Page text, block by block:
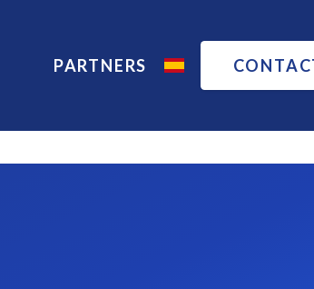
PARTNERS